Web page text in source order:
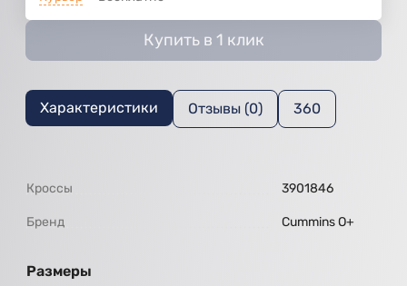
Купить в 1 клик
Характеристики Отзывы (0) 360
Кроссы 3901846
Бренд Cummins O+
Размеры